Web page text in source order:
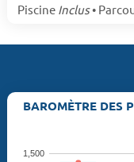
Piscine Inclus•
BAROMÈTRE DES
1,500